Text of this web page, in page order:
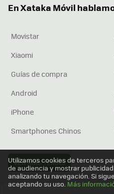
En Xataka Móvil
Movistar
Xiaomi
Guías de compra
Android
iPhone
Smartphones Chinos
VER MÁS TEMAS
Utilizamos cookies de terceros
de audiencia y mostrar
analizando tu navegación. Si
aceptando su uso. Más